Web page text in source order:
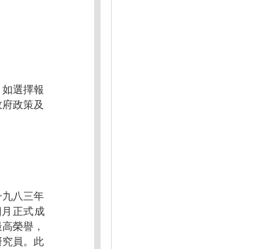
選擇報
政策及
八三年
正式成
榮譽，
員。此